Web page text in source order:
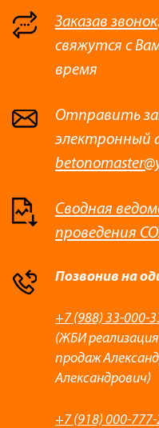
Заказав звонок
свяжутся с
время
Отправить
электронный
Сводная
проведения
Позвонив на
+7 (988) 33-000-
(ЖБИ
продаж
Александрович)
+7 (918) 000-777-